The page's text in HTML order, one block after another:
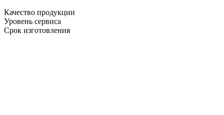
Качество продукции
Уровень сервиса
Срок изготовления